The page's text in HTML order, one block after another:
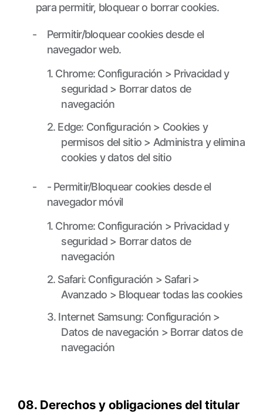
para permitir, bloquear o borrar cookies.
Permitir/bloquear cookies desde el
navegador web.
1. Chrome: Configuración > Privacidad y
seguridad > Borrar datos de
navegación
2. Edge: Configuración > Cookies y
permisos del sitio > Administra y elimina
cookies y datos del sitio
- Permitir/Bloquear cookies desde el
navegador móvil
1. Chrome: Configuración > Privacidad y
seguridad > Borrar datos de
navegación
2. Safari: Configuración > Safari >
Avanzado > Bloquear todas las cookies
3. Internet Samsung: Configuración >
Datos de navegación > Borrar datos de
navegación
08. Derechos y obligaciones del titular